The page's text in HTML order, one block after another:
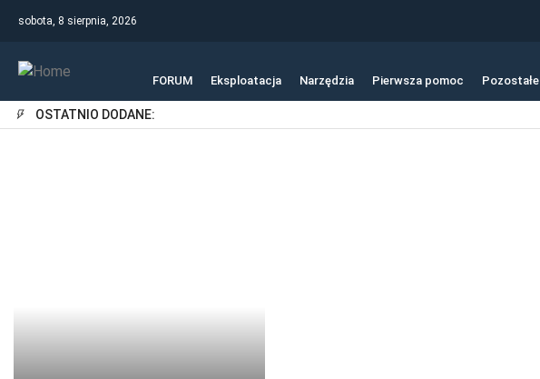
sobota, 8 sierpnia, 2026
FORUM Eksploatacja Narzędzia Pierwsza pomoc Pozostałe
OSTATNIO DODANE: